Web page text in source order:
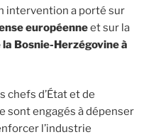
intervention a porté sur
européenneet sur la
Bosnie-Herzégovine à
chefs d’État et de
sont engagés à dépenser
l’industrie